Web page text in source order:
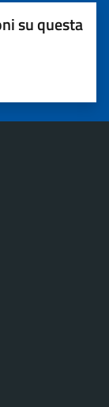
su questa